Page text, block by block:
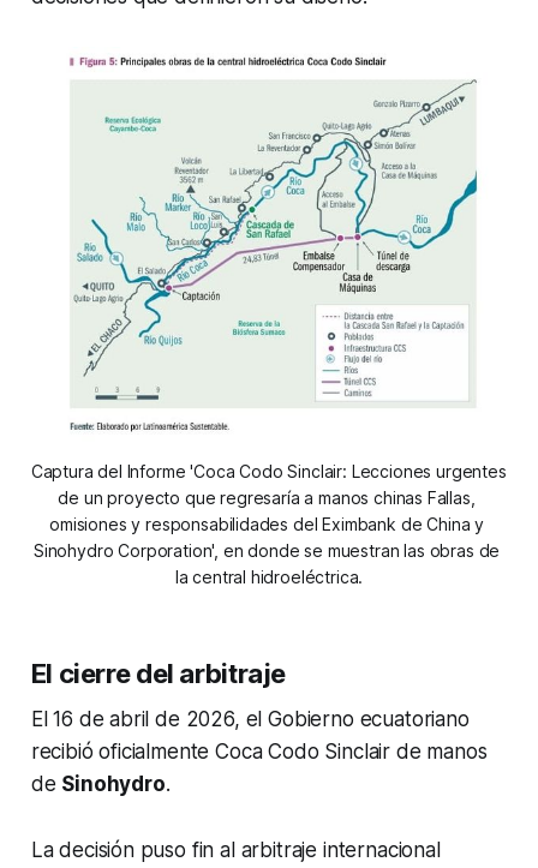
Captura del Informe 'Coca Codo Sinclair: Lecciones urgentes
de un proyecto que regresaría a manos chinas Fallas,
omisiones y responsabilidades del Eximbank de China y
Sinohydro Corporation', en donde se muestran las obras de
la central hidroeléctrica.
El cierre del arbitraje
El 16 de abril de 2026, el Gobierno ecuatoriano
recibió oficialmente Coca Codo Sinclair de manos
de Sinohydro.
La decisión puso fin al arbitraje internacional